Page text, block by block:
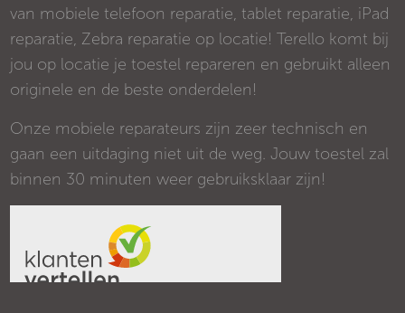
van mobiele telefoon reparatie, tablet reparatie, iPad
reparatie, Zebra reparatie op locatie! Terello komt bij
jou op locatie je toestel repareren en gebruikt alleen
originele en de beste onderdelen!
Onze mobiele reparateurs zijn zeer technisch en
gaan een uitdaging niet uit de weg. Jouw toestel zal
binnen 30 minuten weer gebruiksklaar zijn!